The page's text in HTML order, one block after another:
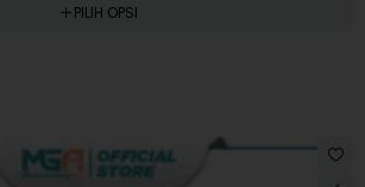
PILIH OPSI